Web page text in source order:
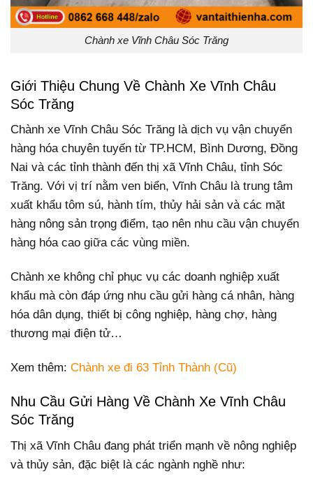
Chành xe Vĩnh Châu Sóc Trăng
Giới Thiệu Chung Về Chành Xe Vĩnh Châu
Sóc Trăng
Chành xe Vĩnh Châu Sóc Trăng là dịch vụ vận chuyển
hàng hóa chuyên tuyến từ TP.HCM, Bình Dương, Đồng
Nai và các tỉnh thành đến thị xã Vĩnh Châu, tỉnh Sóc
Trăng. Với vị trí nằm ven biển, Vĩnh Châu là trung tâm
xuất khẩu tôm sú, hành tím, thủy hải sản và các mặt
hàng nông sản trọng điểm, tạo nên nhu cầu vận chuyển
hàng hóa cao giữa các vùng miền.
Chành xe không chỉ phục vụ các doanh nghiệp xuất
khẩu mà còn đáp ứng nhu cầu gửi hàng cá nhân, hàng
hóa dân dụng, thiết bị công nghiệp, hàng chợ, hàng
thương mại điện tử…
Xem thêm: Chành xe đi 63 Tỉnh Thành (Cũ)
Nhu Cầu Gửi Hàng Về Chành Xe Vĩnh Châu
Sóc Trăng
Thị xã Vĩnh Châu đang phát triển mạnh về nông nghiệp
và thủy sản, đặc biệt là các ngành nghề như: